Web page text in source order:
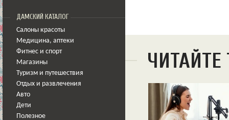
ДАМСКИЙ КАТАЛОГ
Салоны красоты
Медицина, аптеки
Фитнес и спорт
Магазины
Туризм и путешествия
Отдых и развлечения
Авто
Дети
Полезное